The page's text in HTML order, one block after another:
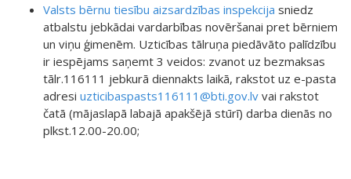
Valsts bērnu tiesību aizsardzības inspekcija sniedz
atbalstu jebkādai vardarbības novēršanai pret bērniem
un viņu ģimenēm. Uzticības tālruņa piedāvāto palīdzību
ir iespējams saņemt 3 veidos: zvanot uz bezmaksas
tālr.116111 jebkurā diennakts laikā, rakstot uz e-pasta
adresi uzticibaspasts116111@bti.gov.lv vai rakstot
čatā (mājaslapā labajā apakšējā stūrī) darba dienās no
plkst.12.00-20.00;